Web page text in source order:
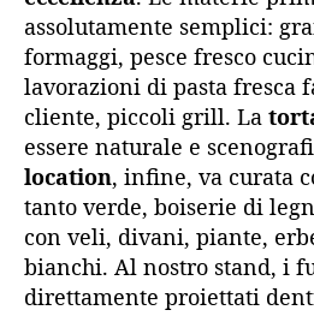
assolutamente semplici:
formaggi, pesce fresco
lavorazioni di pasta fresca
cliente, piccoli grill. La
essere naturale e
location, infine, va curata
tanto verde, boiserie di
con veli, divani, piante,
bianchi. Al nostro stand, i
direttamente proiettati